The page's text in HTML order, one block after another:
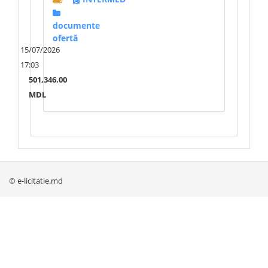
documente
ofertă
15/07/2026
17:03
501,346.00
MDL
© e-licitatie.md